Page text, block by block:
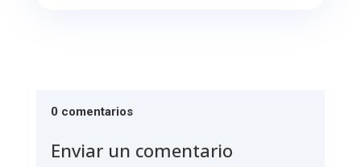
0 comentarios
Enviar un comentario